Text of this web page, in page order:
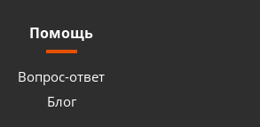
Помощь
Вопрос-ответ
Блог